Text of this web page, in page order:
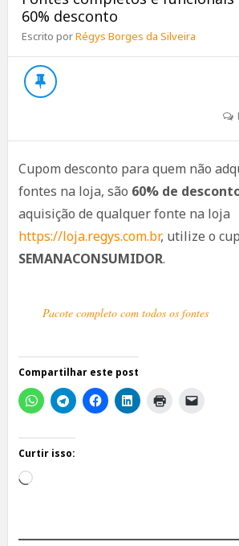
60% desconto
Escrito porRégys Borges da Silveira
Cupom desconto para quem não
fontes na loja, são 60% de
aquisição de qualquer fonte na loja
https://loja.regys.com.br, utilize o
SEMANACONSUMIDOR.
Pacote completo com todos os fontes
Compartilhar este post
Curtir isso:
Carregando...